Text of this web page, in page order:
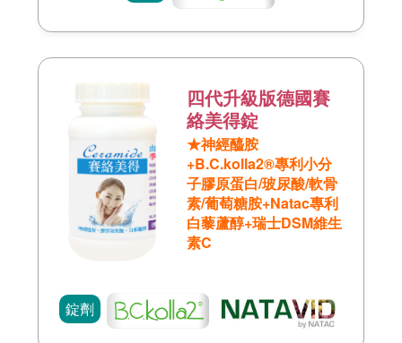
四代升級版德國賽
絡美得錠
★神經醯胺
+B.C.kolla2®專利小分
子膠原蛋白/玻尿酸/軟骨
素/葡萄糖胺+Natac專利
白藜蘆醇+瑞士DSM維生
素C
錠劑